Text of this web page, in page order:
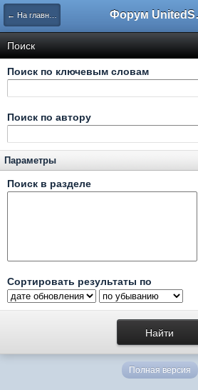
← На главную
Поиск
Поиск по ключевым словам
Поиск по автору
Параметры
Поиск в разделе
Сортировать результаты по
Полная версия